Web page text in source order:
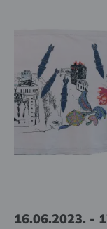
16.06.2023. -